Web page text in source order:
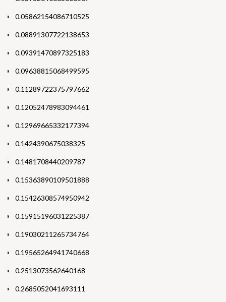
0.05862154086710525
0.08891307722138653
0.09391470897325183
0.09638815068499595
0.11289722375797662
0.12052478983094461
0.12969665332177394
0.1424390675038325
0.1481708440209787
0.15363890109501888
0.15426308574950942
0.15915196031225387
0.19030211265734764
0.19565264941740668
0.2513073562640168
0.2685052041693111